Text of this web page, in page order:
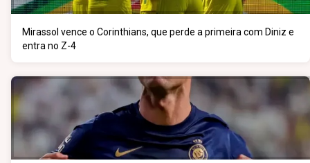
Mirassol vence o Corinthians, que perde a primeira com Diniz e
entra no Z-4